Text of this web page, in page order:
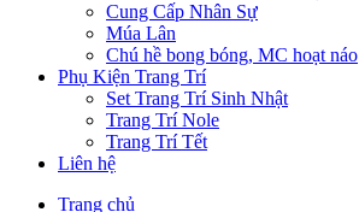
Cung Cấp Nhân Sự
Múa Lân
Chú hề bong bóng, MC hoạt náo
Phụ Kiện Trang Trí
Set Trang Trí Sinh Nhật
Trang Trí Nole
Trang Trí Tết
Liên hệ
Trang chủ